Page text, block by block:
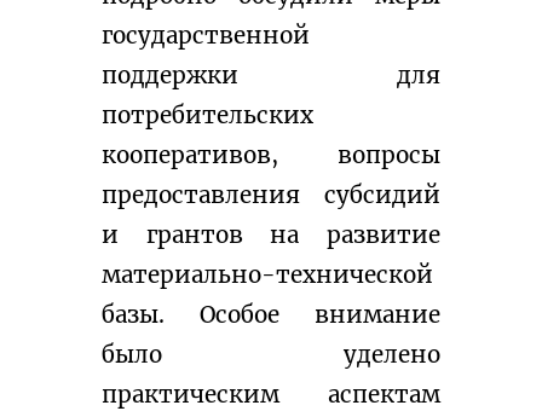
государственной
поддержки для
потребительских
кооперативов, вопросы
предоставления субсидий
и грантов на развитие
материально-технической
базы. Особое внимание
было уделено
практическим аспектам